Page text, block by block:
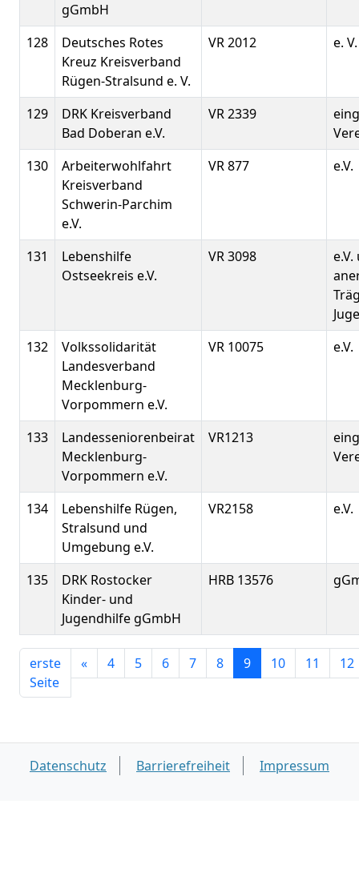
gGmbH
128
Deutsches Rotes
Kreuz Kreisverband
Rügen-Stralsund e. V.
VR 2012 e. V.
129
DRK Kreisverband
Bad Doberan e.V.
VR 2339
130
Arbeiterwohlfahrt
Kreisverband
Schwerin-Parchim
e.V.
VR 877 e.V.
131
Lebenshilfe
Ostseekreis e.V.
VR 3098
132
Volkssolidarität
Landesverband
Mecklenburg-
Vorpommern e.V.
VR 10075 e.V.
133
Landesseniorenbeirat
Mecklenburg-
Vorpommern e.V.
VR1213
134
Lebenshilfe Rügen,
Stralsund und
Umgebung e.V.
VR2158 e.V.
135
DRK Rostocker
Kinder- und
Jugendhilfe gGmbH
HRB 13576
erste
Seite
« 4 5 6 7 8 9 10 11 12
Datenschutz Barrierefreiheit Impressum